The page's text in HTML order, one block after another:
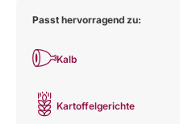
Passt hervorragend zu:
Kalb
Kartoffelgerichte